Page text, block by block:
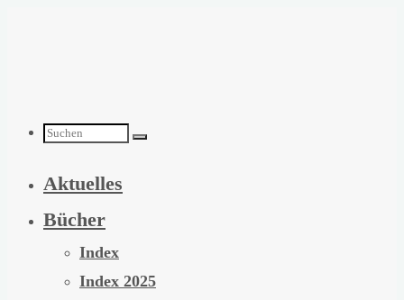
Suchen
nach:
Aktuelles
Bücher
Index
Index 2025